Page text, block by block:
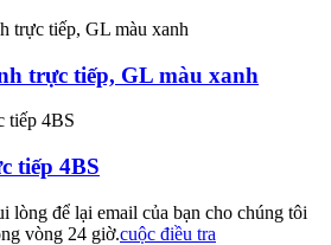
trực tiếp, GL màu xanh
tiếp 4BS
lòng để lại email của bạn cho chúng tôi
vòng 24 giờ.cuộc điều tra